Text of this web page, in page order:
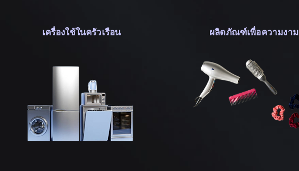
เครื่องใช้ในครัวเรือน ผลิตภัณฑ์เพื่อความงาม